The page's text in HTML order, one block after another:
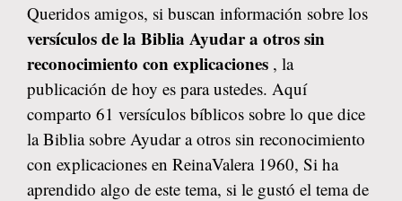
Queridos amigos, si buscan información sobre los
versículos de la Biblia Ayudar a otros sin
reconocimiento con explicaciones , la
publicación de hoy es para ustedes. Aquí
comparto 61 versículos bíblicos sobre lo que dice
la Biblia sobre Ayudar a otros sin reconocimiento
con explicaciones en ReinaValera 1960, Si ha
aprendido algo de este tema, si le gustó el tema de